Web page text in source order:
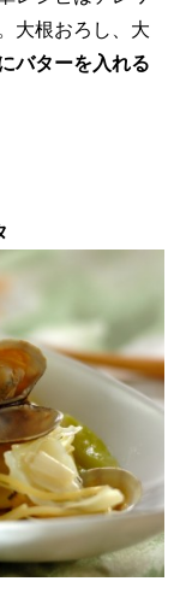
大根おろし、大
バターを入れる